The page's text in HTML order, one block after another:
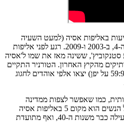
באליפות אסיה (למעט השעיה
ב-2013), פעמיים הגיעה למקום ה-4, ב-2003 ו-2009. רגע לפני אליפות
בגביע סטנקוביץ', ששינה מאז את שמו ל'אסיה
מהקיץ האחרון. הטורניר התקיים
בביירות, ולאחר הניצחון בגמר (59:97 על יפן) יצאו אלפי אוהדים לחגוג
כמו שאפשר לצפות ממדינה
מוסלמית. ההישג הטוב ביותר של הנשים הוא מקום 5 באליפות אסיה
2011. עם זאת, נבחרת הנשים פעילה כבר משנות ה-40, ואף מתועדת